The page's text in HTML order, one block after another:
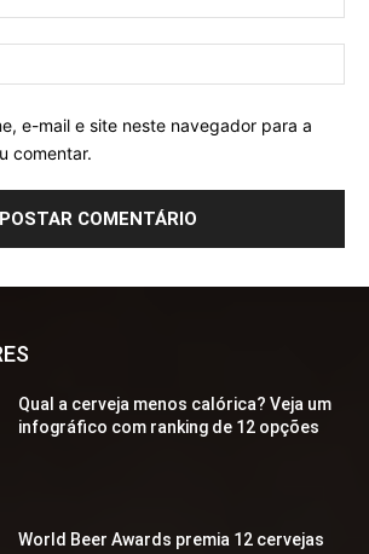
e-mail e site neste navegador para a
comentar.
Qual a cerveja menos calórica? Veja um
infográfico com ranking de 12 opções
World Beer Awards premia 12 cervejas